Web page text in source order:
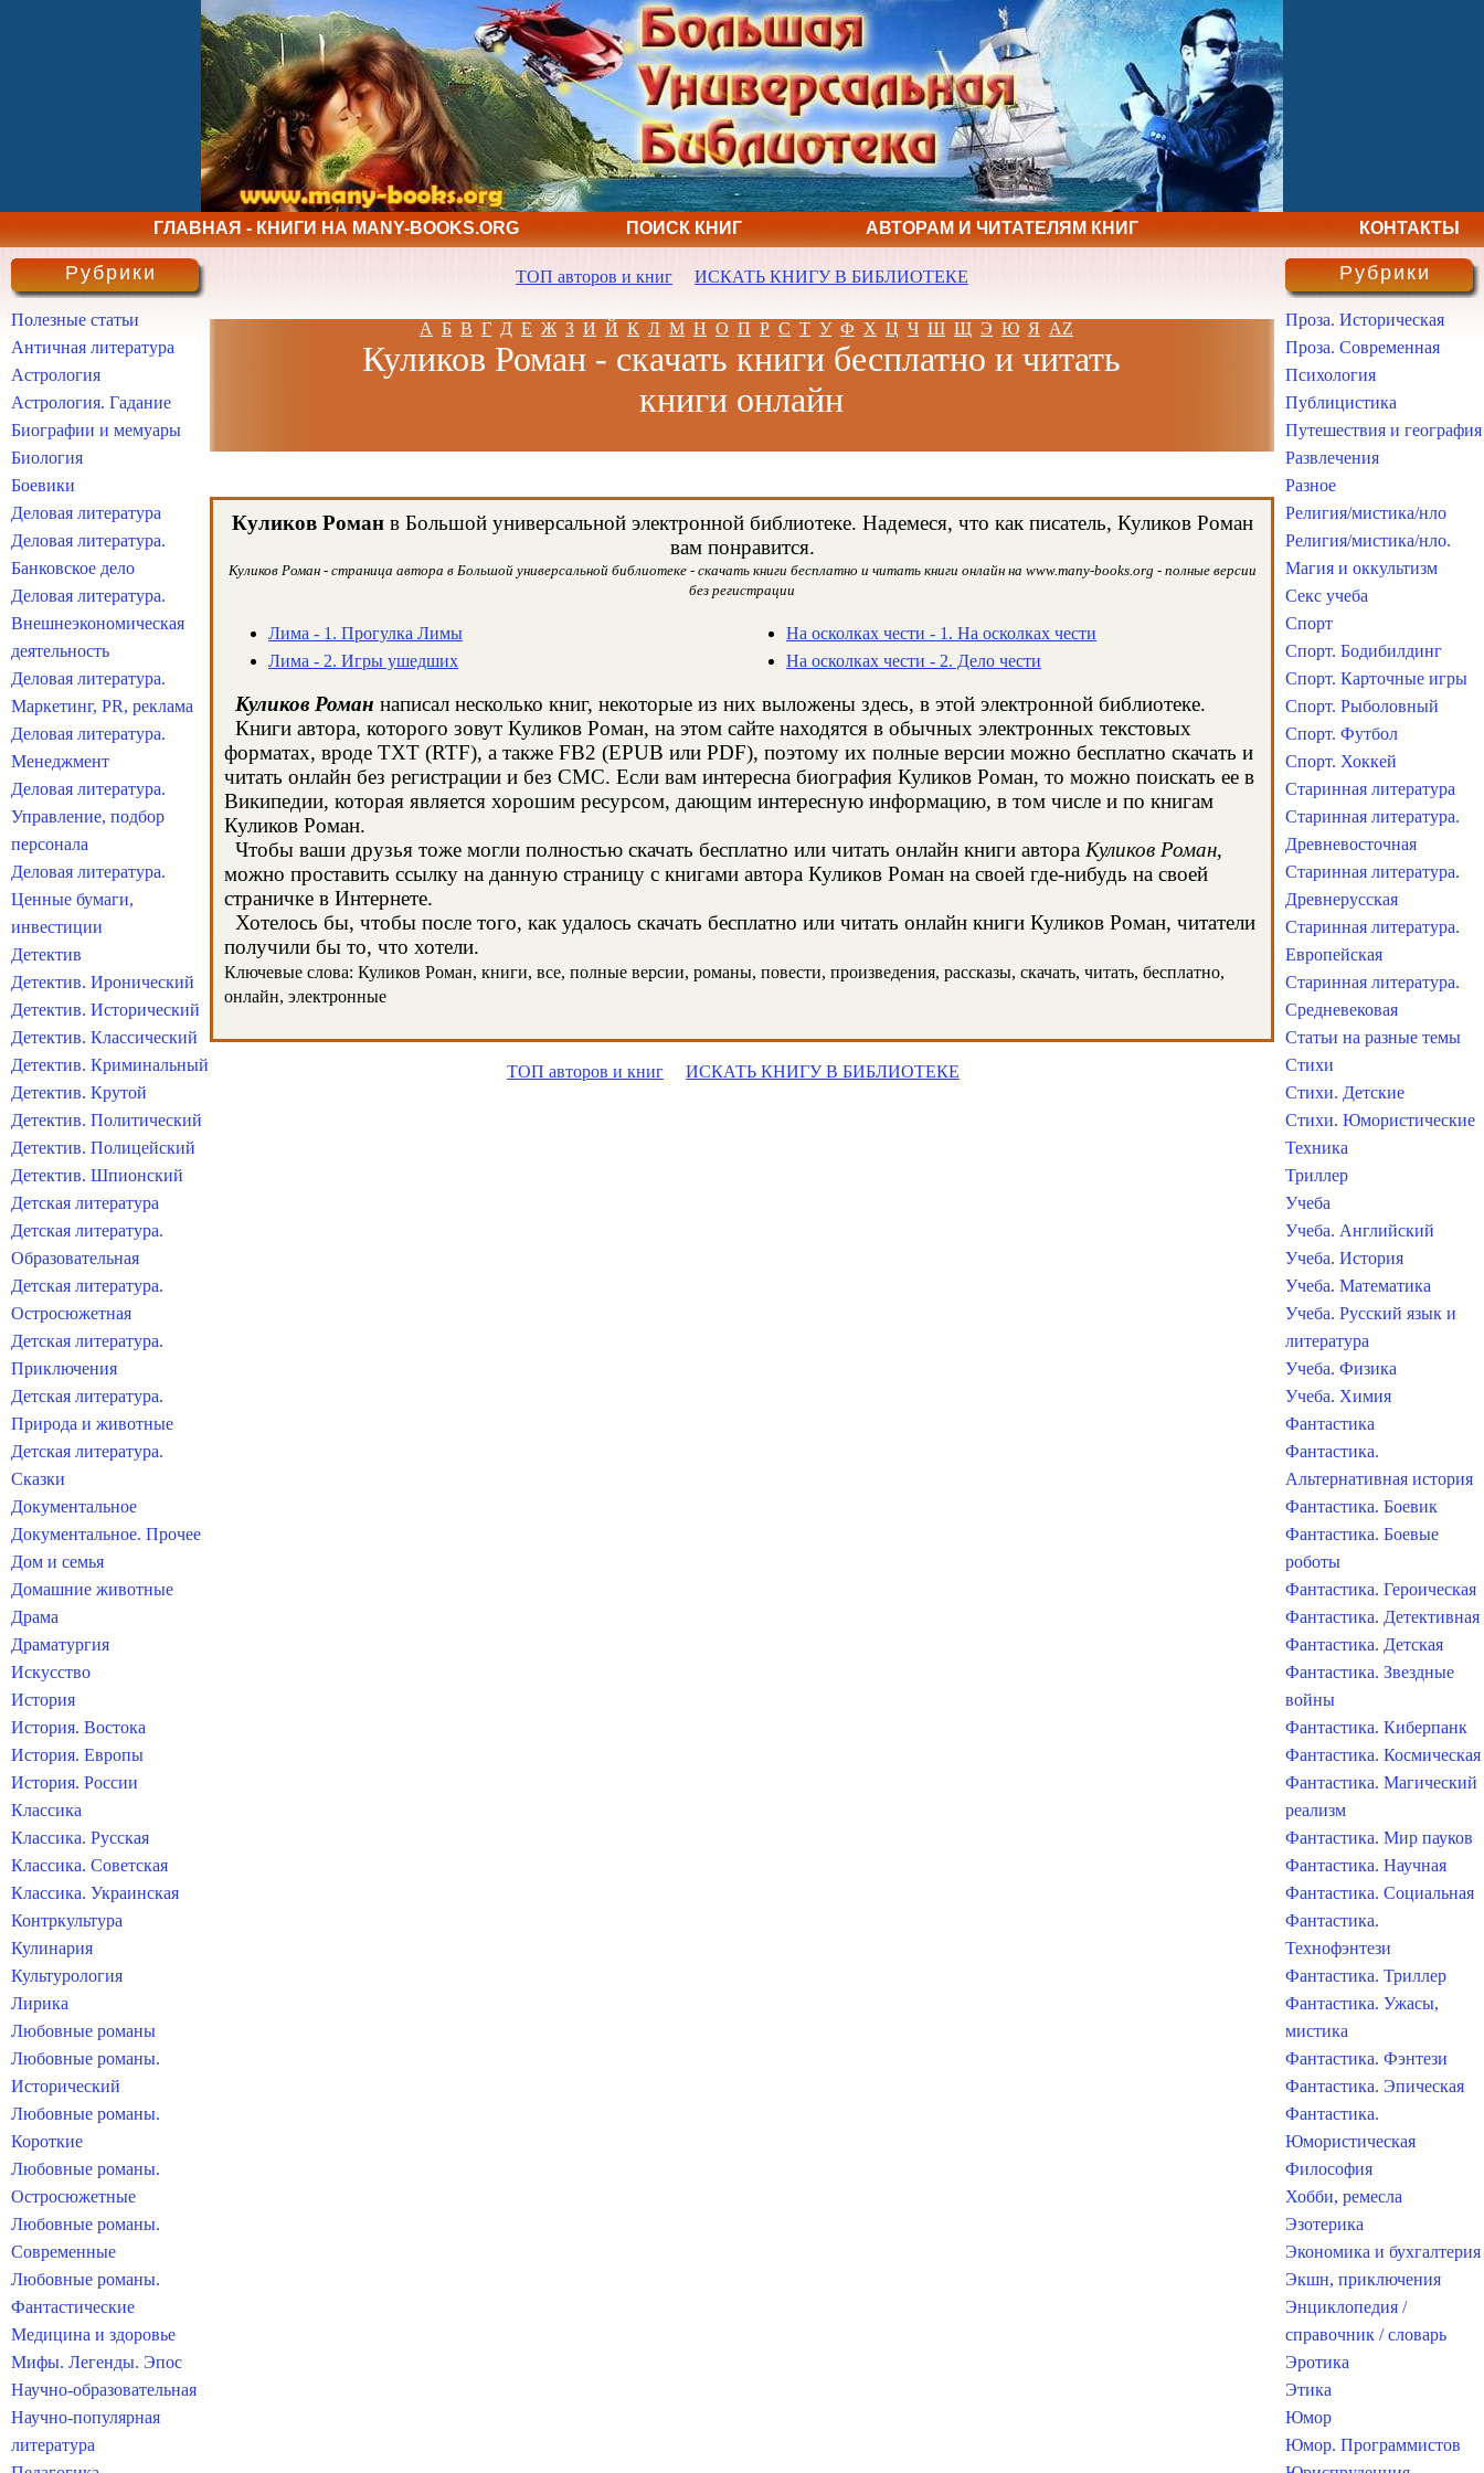
ГЛАВНАЯ - КНИГИ НА MANY-BOOKS.ORG ПОИСК КНИГ АВТОРАМ И ЧИТАТЕЛЯМ КНИГ КОНТАКТЫ
ТОП авторов и книг ИСКАТЬ КНИГУ В БИБЛИОТЕКЕ
А Б В Г Д Е Ж З И Й К Л М Н О П Р С Т У Ф Х Ц Ч Ш Щ Э Ю Я AZ
Куликов Роман - скачать книги бесплатно и читать
книги онлайн
Куликов Романв Большой универсальной электронной библиотеке. Надемеся, что как писатель, Куликов Роман
вам понравится.
Куликов Роман - страница автора в Большой универсальной библиотеке - скачать книги бесплатно и читать книги онлайн на www.many-books.org - полные версии
без регистрации
Лима - 1. Прогулка Лимы
Лима - 2. Игры ушедших
На осколках чести - 1. На осколках чести
На осколках чести - 2. Дело чести
Куликов Роман написал несколько книг, некоторые из них выложены здесь, в этой электронной библиотеке.
Книги автора, которого зовут Куликов Роман, на этом сайте находятся в обычных электронных текстовых
форматах, вроде TXT (RTF), а также FB2 (EPUB или PDF), поэтому их полные версии можно бесплатно скачать и
читать онлайн без регистрации и без СМС. Если вам интересна биография Куликов Роман, то можно поискать ее в
Википедии, которая является хорошим ресурсом, дающим интересную информацию, в том числе и по книгам
Куликов Роман.
Чтобы ваши друзья тоже могли полностью скачать бесплатно или читать онлайн книги автора Куликов Роман,
можно проставить ссылку на данную страницу с книгами автора Куликов Роман на своей где-нибудь на своей
страничке в Интернете.
Хотелось бы, чтобы после того, как удалось скачать бесплатно или читать онлайн книги Куликов Роман, читатели
получили бы то, что хотели.
Ключевые слова: Куликов Роман, книги, все, полные версии, романы, повести, произведения, рассказы, скачать, читать, бесплатно,
онлайн, электронные
ТОП авторов и книг ИСКАТЬ КНИГУ В БИБЛИОТЕКЕ
Рубрики
Полезные статьи
Античная литература
Астрология
Астрология. Гадание
Биографии и мемуары
Биология
Боевики
Деловая литература
Деловая литература.
Банковское дело
Деловая литература.
Внешнеэкономическая
деятельность
Деловая литература.
Маркетинг, PR, реклама
Деловая литература.
Менеджмент
Деловая литература.
Управление, подбор
персонала
Деловая литература.
Ценные бумаги,
инвестиции
Детектив
Детектив. Иронический
Детектив. Исторический
Детектив. Классический
Детектив. Криминальный
Детектив. Крутой
Детектив. Политический
Детектив. Полицейский
Детектив. Шпионский
Детская литература
Детская литература.
Образовательная
Детская литература.
Остросюжетная
Детская литература.
Приключения
Детская литература.
Природа и животные
Детская литература.
Сказки
Документальное
Документальное. Прочее
Дом и семья
Домашние животные
Драма
Драматургия
Искусство
История
История. Востока
История. Европы
История. России
Классика
Классика. Русская
Классика. Советская
Классика. Украинская
Контркультура
Кулинария
Культурология
Лирика
Любовные романы
Любовные романы.
Исторический
Любовные романы.
Короткие
Любовные романы.
Остросюжетные
Любовные романы.
Современные
Любовные романы.
Фантастические
Медицина и здоровье
Мифы. Легенды. Эпос
Научно-образовательная
Научно-популярная
литература
Рубрики
Проза. Историческая
Проза. Современная
Психология
Публицистика
Путешествия и география
Развлечения
Разное
Религия/мистика/нло
Религия/мистика/нло.
Магия и оккультизм
Секс учеба
Спорт
Спорт. Бодибилдинг
Спорт. Карточные игры
Спорт. Рыболовный
Спорт. Футбол
Спорт. Хоккей
Старинная литература
Старинная литература.
Древневосточная
Старинная литература.
Древнерусская
Старинная литература.
Европейская
Старинная литература.
Средневековая
Статьи на разные темы
Стихи
Стихи. Детские
Стихи. Юмористические
Техника
Триллер
Учеба
Учеба. Английский
Учеба. История
Учеба. Математика
Учеба. Русский язык и
литература
Учеба. Физика
Учеба. Химия
Фантастика
Фантастика.
Альтернативная история
Фантастика. Боевик
Фантастика. Боевые
роботы
Фантастика. Героическая
Фантастика. Детективная
Фантастика. Детская
Фантастика. Звездные
войны
Фантастика. Киберпанк
Фантастика. Космическая
Фантастика. Магический
реализм
Фантастика. Мир пауков
Фантастика. Научная
Фантастика. Социальная
Фантастика.
Технофэнтези
Фантастика. Триллер
Фантастика. Ужасы,
мистика
Фантастика. Фэнтези
Фантастика. Эпическая
Фантастика.
Юмористическая
Философия
Хобби, ремесла
Эзотерика
Экономика и бухгалтерия
Экшн, приключения
Энциклопедия /
справочник / словарь
Эротика
Этика
Юмор
Юмор. Программистов